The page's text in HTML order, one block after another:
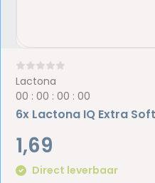
Lactona
00 :00 :00 :00
6x Lactona IQ Extra
1,69
Direct leverbaar